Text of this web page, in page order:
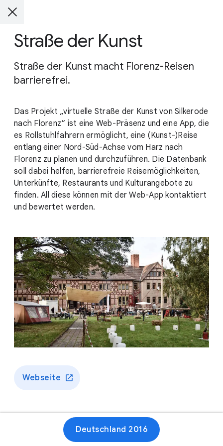
Straße der Kunst
Straße der Kunst macht Florenz-Reisen
barrierefrei.
Das Projekt „virtuelle Straße der Kunst von Silkerode
nach Florenz“ ist eine Web-Präsenz und eine App, die
es Rollstuhlfahrern ermöglicht, eine (Kunst-)Reise
entlang einer Nord-Süd-Achse vom Harz nach
Florenz zu planen und durchzuführen. Die Datenbank
soll dabei helfen, barrierefreie Reisemöglichkeiten,
Unterkünfte, Restaurants und Kulturangebote zu
finden. All diese können mit der Web-App kontaktiert
und bewertet werden.
Webseite
Deutschland 2016